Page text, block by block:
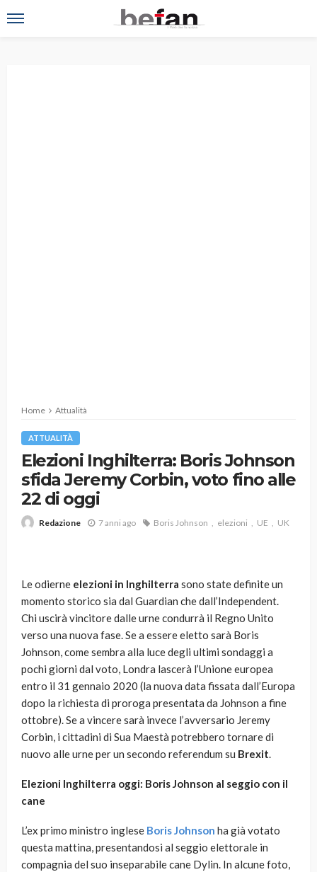
Home Attualità
ATTUALITÀ
Elezioni Inghilterra: Boris Johnson
sfida Jeremy Corbin, voto fino alle
22 di oggi
Redazione 7 anni ago Boris Johnson elezioni UE UK
Le odierne elezioni in Inghilterra sono state definite un
momento storico sia dal Guardian che dall’Independent.
Chi uscirà vincitore dalle urne condurrà il Regno Unito
verso una nuova fase. Se a essere eletto sarà Boris
Johnson, come sembra alla luce degli ultimi sondaggi a
pochi giorni dal voto, Londra lascerà l’Unione europea
entro il 31 gennaio 2020 (la nuova data fissata dall’Europa
dopo la richiesta di proroga presentata da Johnson a fine
ottobre). Se a vincere sarà invece l’avversario Jeremy
Corbin, i cittadini di Sua Maestà potrebbero tornare di
nuovo alle urne per un secondo referendum su Brexit.
Elezioni Inghilterra oggi: Boris Johnson al seggio con il
cane
L’ex primo ministro inglese Boris Johnson ha già votato
questa mattina, presentandosi al seggio elettorale in
compagnia del suo inseparabile cane Dylin. In alcune foto,